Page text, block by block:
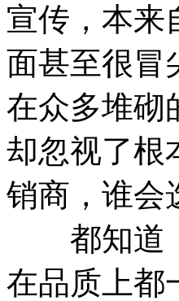
宣传，本来
面甚至很冒
在众多堆砌
却忽视了根
销商，谁会
都知道，
在品质上都